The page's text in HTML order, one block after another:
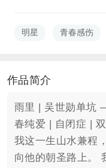
明星 青春感伤
作品简介
雨里 | 吴世勋单坑
春纯爱 | 自闭症 |
我这一生山水兼程
向他的朝圣路上。